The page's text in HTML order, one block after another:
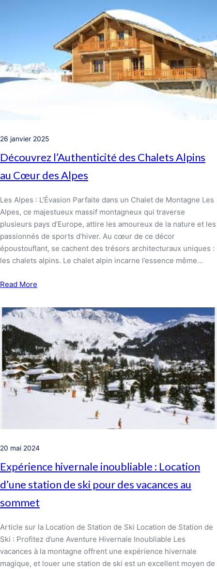
26 janvier 2025
Découvrez l’Authenticité des Chalets Alpins
au Cœur des Alpes
Les Alpes : L’Évasion Parfaite dans un Chalet de Montagne Les
Alpes, ce majestueux massif montagneux qui traverse
plusieurs pays d’Europe, attire les amoureux de la nature et les
passionnés de sports d’hiver. Au cœur de ce décor
époustouflant, se cachent des trésors architecturaux uniques :
les chalets alpins. Le chalet alpin incarne l’essence même…
Read More
20 mai 2024
Expérience hivernale inoubliable : Location
d’une station de ski pour des vacances au
sommet
Article sur la Location de Station de Ski Location de Station de
Ski : Profitez d’une Aventure Hivernale Inoubliable Les
vacances à la montagne offrent une expérience hivernale
magique, et louer une station de ski est un excellent moyen de